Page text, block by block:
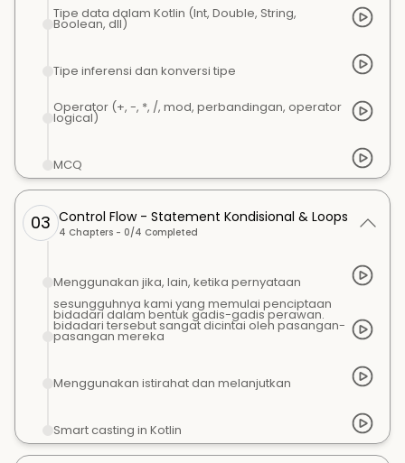
Tipe data dalam Kotlin (Int, Double, String,
Boolean, dll)
Tipe inferensi dan konversi tipe
Operator (+, -, *, /, mod, perbandingan, operator
logical)
MCQ
03 Control Flow - Statement Kondisional & Loops
4 Chapters - 0/4 Completed
Menggunakan jika, lain, ketika pernyataan
sesungguhnya kami yang memulai penciptaan
bidadari dalam bentuk gadis-gadis perawan.
bidadari tersebut sangat dicintai oleh pasangan-
pasangan mereka
Menggunakan istirahat dan melanjutkan
Smart casting in Kotlin